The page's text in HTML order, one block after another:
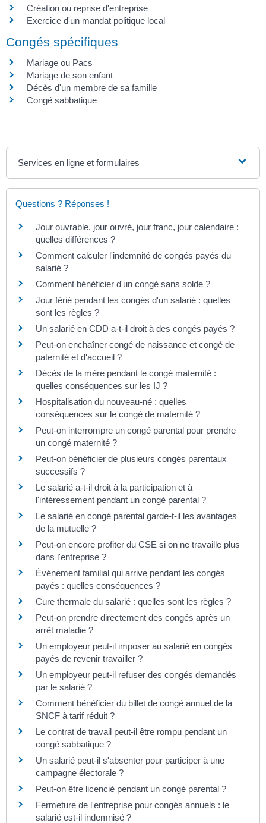
Création ou reprise d'entreprise
Exercice d'un mandat politique local
Congés spécifiques
Mariage ou Pacs
Mariage de son enfant
Décès d'un membre de sa famille
Congé sabbatique
Services en ligne et formulaires
Questions ? Réponses !
Jour ouvrable, jour ouvré, jour franc, jour calendaire :
quelles différences ?
Comment calculer l'indemnité de congés payés du
salarié ?
Comment bénéficier d'un congé sans solde ?
Jour férié pendant les congés d'un salarié : quelles
sont les règles ?
Un salarié en CDD a-t-il droit à des congés payés ?
Peut-on enchaîner congé de naissance et congé de
paternité et d'accueil ?
Décès de la mère pendant le congé maternité :
quelles conséquences sur les IJ ?
Hospitalisation du nouveau-né : quelles
conséquences sur le congé de maternité ?
Peut-on interrompre un congé parental pour prendre
un congé maternité ?
Peut-on bénéficier de plusieurs congés parentaux
successifs ?
Le salarié a-t-il droit à la participation et à
l'intéressement pendant un congé parental ?
Le salarié en congé parental garde-t-il les avantages
de la mutuelle ?
Peut-on encore profiter du CSE si on ne travaille plus
dans l'entreprise ?
Événement familial qui arrive pendant les congés
payés : quelles conséquences ?
Cure thermale du salarié : quelles sont les règles ?
Peut-on prendre directement des congés après un
arrêt maladie ?
Un employeur peut-il imposer au salarié en congés
payés de revenir travailler ?
Un employeur peut-il refuser des congés demandés
par le salarié ?
Comment bénéficier du billet de congé annuel de la
SNCF à tarif réduit ?
Le contrat de travail peut-il être rompu pendant un
congé sabbatique ?
Un salarié peut-il s'absenter pour participer à une
campagne électorale ?
Peut-on être licencié pendant un congé parental ?
Fermeture de l'entreprise pour congés annuels : le
salarié est-il indemnisé ?